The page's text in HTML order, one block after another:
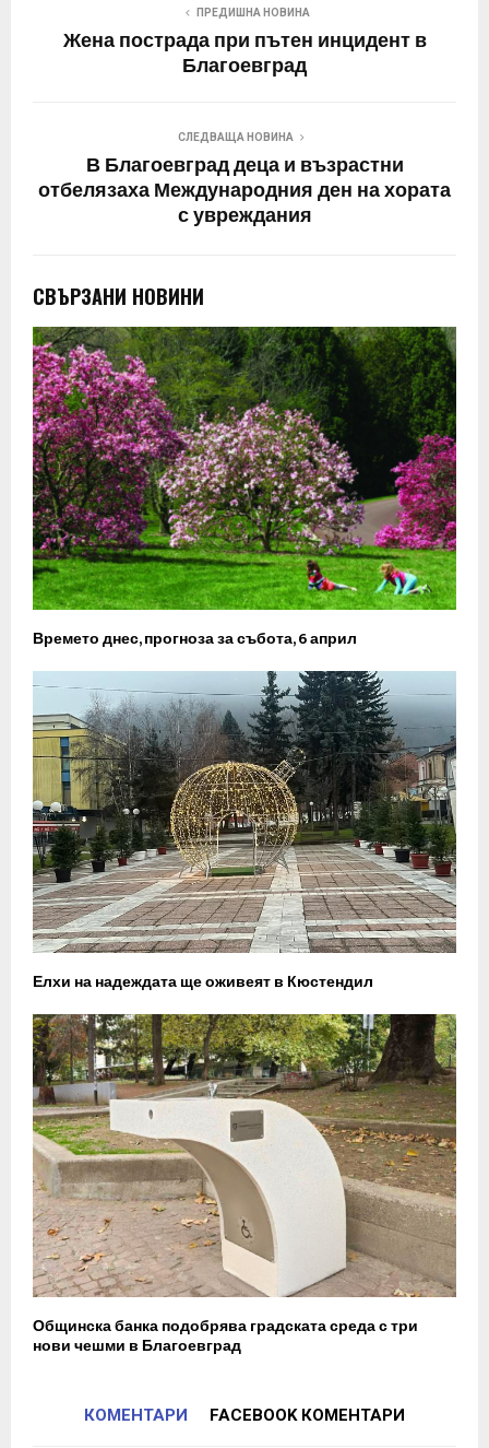
ПРЕДИШНА НОВИНА
Жена пострада при пътен инцидент в
Благоевград
СЛЕДВАЩА НОВИНА
В Благоевград деца и възрастни
отбелязаха Международния ден на хората
с увреждания
СВЪРЗАНИ НОВИНИ
Времето днес, прогноза за събота, 6 април
Елхи на надеждата ще оживеят в Кюстендил
Общинска банка подобрява градската среда с три
нови чешми в Благоевград
КОМЕНТАРИ FACEBOOK КОМЕНТАРИ